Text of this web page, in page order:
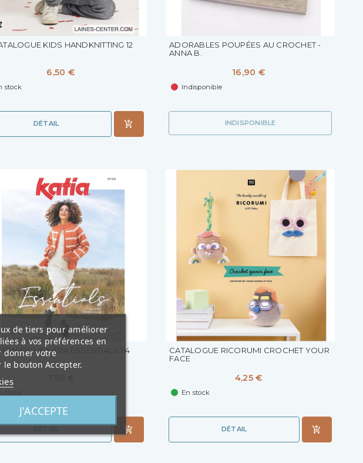
KIDS HANDKNITTING 12
6,50 €
stock
DÉTAIL
ADORABLES POUPÉES AU CROCHET -
ANNA B.
16,90 €
Indisponible
INDISPONIBLE
KATIA ESSENTIALS 114
CATALOGUE RICORUMI CROCHET YOUR
FACE
4,25 €
En stock
DÉTAIL
de tiers pour améliorer
à vos préférences en
donner votre
bouton Accepter.
J'ACCEPTE